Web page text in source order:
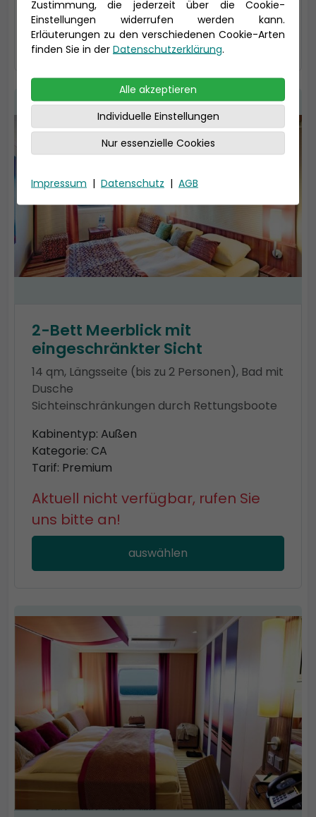
auswählen
2-Bett Meerblick mit
eingeschränkter Sicht
14 qm, Längsseite (bis zu 2 Personen), Bad mit
Dusche
Sichteinschränkungen durch Rettungsboote
Kabinentyp: Außen
Kategorie: CA
Tarif: Premium
Aktuell nicht verfügbar, rufen Sie
uns bitte an!
auswählen
Zustimmung, die jederzeit über die Cookie-
Einstellungen widerrufen werden kann.
Erläuterungen zu den verschiedenen Cookie-Arten
finden Sie in der Datenschutzerklärung.
Alle akzeptieren
Individuelle Einstellungen
Nur essenzielle Cookies
Impressum | Datenschutz | AGB